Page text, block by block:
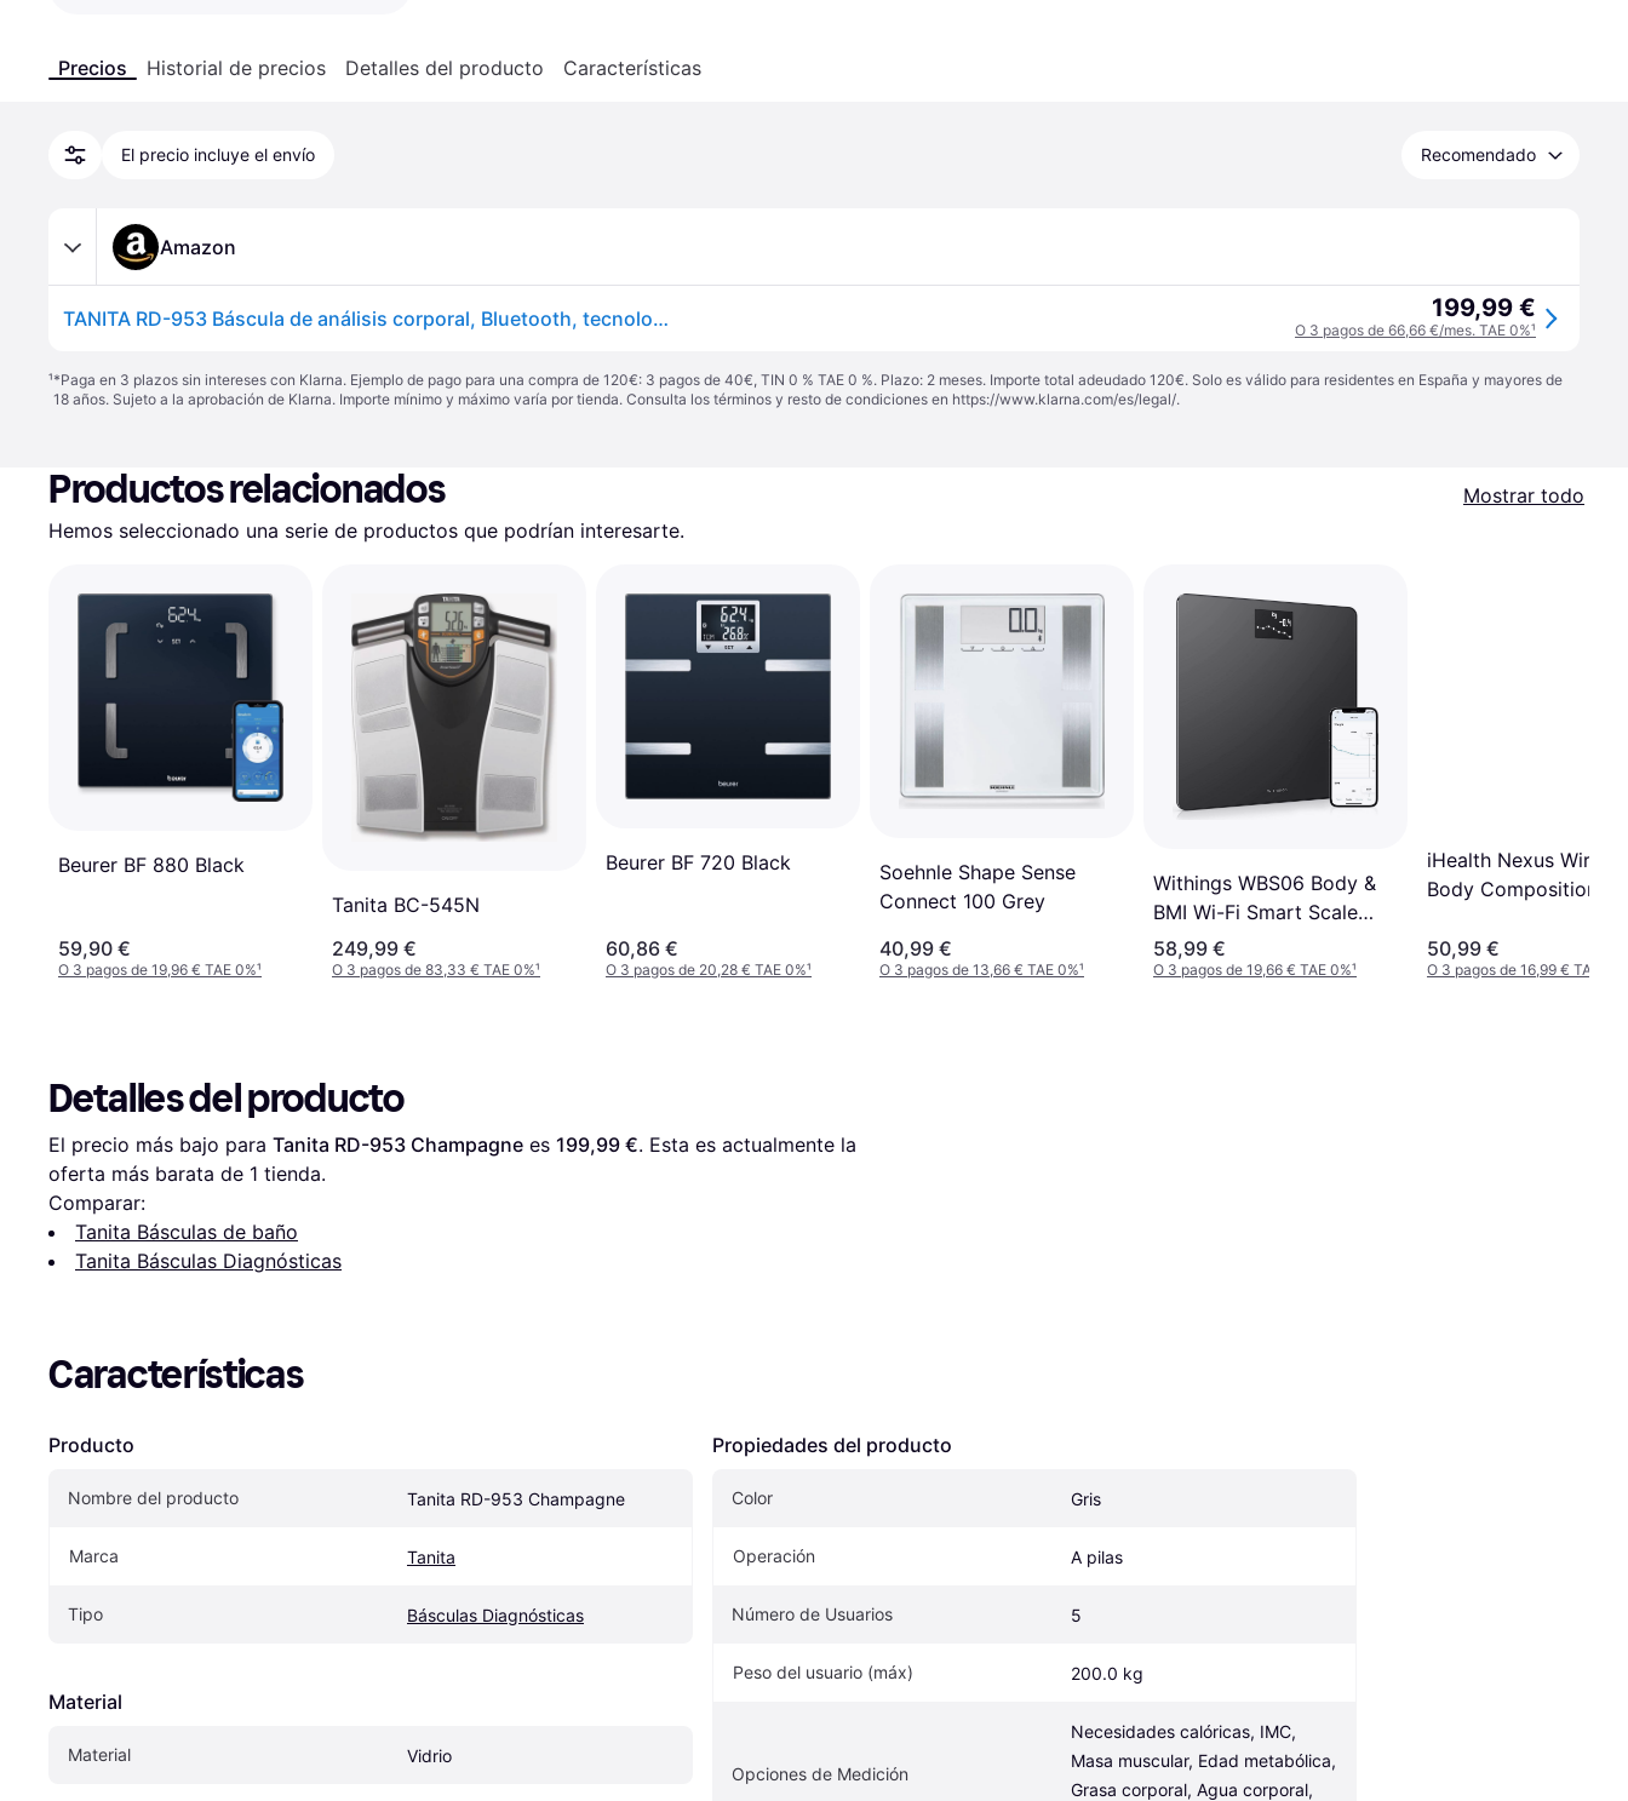
Precios Historial de precios Detalles del producto Características
El precio incluye el envío Recomendado
Amazon
TANITA RD-953 Báscula de análisis corporal, Bluetooth, tecnología médica, más de 10 mediciones, Platino 199,99 €
O 3 pagos de 66,66 €/mes. TAE 0%¹
¹*Paga en 3 plazos sin intereses con Klarna. Ejemplo de pago para una compra de 120€: 3 pagos de 40€, TIN 0 % TAE 0 %. Plazo: 2 meses. Importe total adeudado 120€. Solo es válido para residentes en España y mayores de
18 años. Sujeto a la aprobación de Klarna. Importe mínimo y máximo varía por tienda. Consulta los términos y resto de condiciones en https://www.klarna.com/es/legal/.
Productos relacionados
Mostrar todo
Hemos seleccionado una serie de productos que podrían interesarte.
Beurer BF 880 Black
59,90 €
O 3 pagos de 19,96 € TAE 0%¹
Tanita BC-545N
249,99 €
O 3 pagos de 83,33 € TAE 0%¹
Beurer BF 720 Black
60,86 €
O 3 pagos de 20,28 € TAE 0%¹
Soehnle Shape Sense
Connect 100 Grey
40,99 €
O 3 pagos de 13,66 € TAE 0%¹
Withings WBS06 Body &
BMI Wi-Fi Smart Scale
Black
58,99 €
O 3 pagos de 19,66 € TAE 0%¹
iHealth Nexus
Body Composition
50,99 €
O 3 pagos de 16,99 € TAE 0%
Detalles del producto
El precio más bajo para Tanita RD-953 Champagne es 199,99 €. Esta es actualmente la
oferta más barata de 1 tienda.
Comparar:
Tanita Básculas de baño
Tanita Básculas Diagnósticas
Características
Producto
Nombre del producto Tanita RD-953 Champagne
Marca Tanita
Tipo Básculas Diagnósticas
Material
Material Vidrio
Propiedades del producto
Color Gris
Operación A pilas
Número de Usuarios 5
Peso del usuario (máx) 200.0 kg
Opciones de Medición
Necesidades calóricas, IMC,
Masa muscular, Edad metabólica,
Grasa corporal, Agua corporal,